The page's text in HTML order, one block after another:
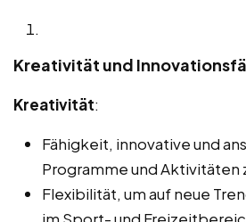
Kreativität und
Kreativität:
Fähigkeit, innovative und
Programme und Aktivitäten
Flexibilität, um auf neue